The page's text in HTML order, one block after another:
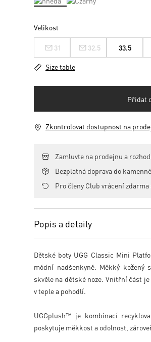
Velikost
31 32.5 33.5
Size table
Přidat
Zkontrolovat dostupnost na
Zamluvte na prodejnu a
Bezplatná doprava do
Pro členy Club vrácení zdarma
Popis a detaily
Dětské boty UGG Classic Mini
módní nadšenkyně. Měkký
skvěle na dětské noze. Vnitřní část
v teple a pohodlí.
UGGplush™ je kombinací
poskytuje měkkost a odolnost,